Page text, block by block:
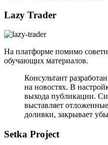
Lazy Trader
На платформе помимо
обучающих материалов.
Консультант
на новостях. В
выхода публикации.
выставляет
доливки, закрывает
Setka Project